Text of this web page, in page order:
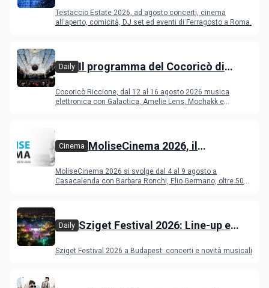
Ferragosto
Testaccio Estate 2026, ad agosto concerti, cinema
all'aperto, comicità, DJ set ed eventi di Ferragosto a Roma.
Daily Il programma del Cocoricò di
Cocoricò Riccione, dal 12 al 16 agosto 2026 musica
elettronica con Galactica, Amelie Lens, Mochakk e
Cinema MoliseCinema 2026, il
MoliseCinema 2026 si svolge dal 4 al 9 agosto a
Casacalenda con Barbara Ronchi, Elio Germano, oltre 50
Daily Sziget Festival 2026: Line-up e
Sziget Festival 2026 a Budapest: concerti e novità musicali